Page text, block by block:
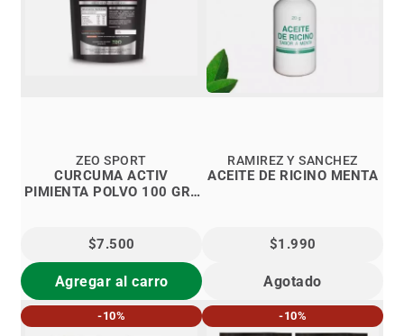
CURCUMA ACTIV
PIMIENTA POLVO 100 GRS
ZEO SPORT
$7.500
Agregar al carro
ACEITE DE RICINO MENTA
RAMIREZ Y SANCHEZ
$1.990
Agotado
-10% -10%